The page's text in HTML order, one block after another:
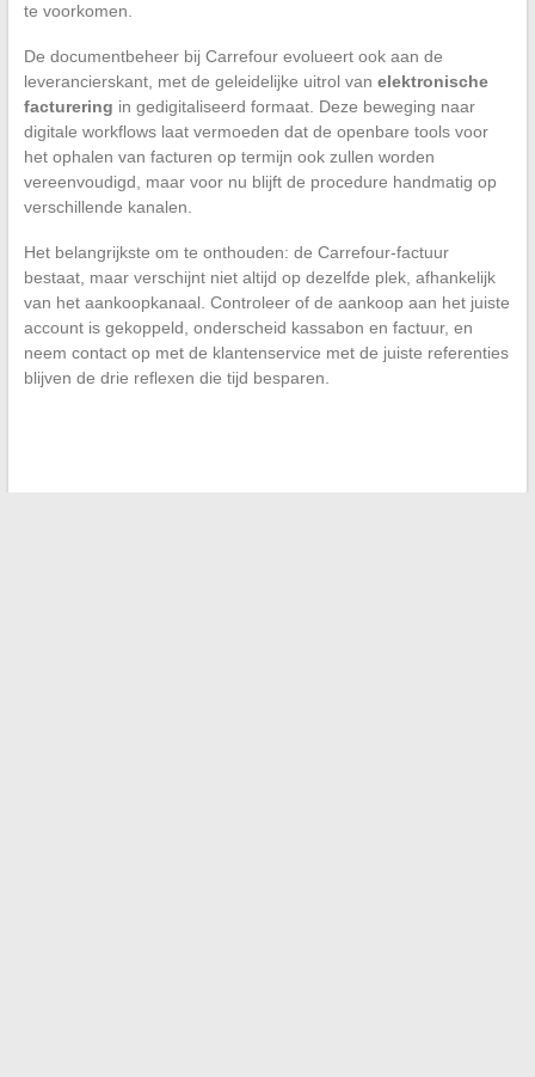
te voorkomen.
De documentbeheer bij Carrefour evolueert ook aan de
leverancierskant, met de geleidelijke uitrol van elektronische
facturering in gedigitaliseerd formaat. Deze beweging naar
digitale workflows laat vermoeden dat de openbare tools voor
het ophalen van facturen op termijn ook zullen worden
vereenvoudigd, maar voor nu blijft de procedure handmatig op
verschillende kanalen.
Het belangrijkste om te onthouden: de Carrefour-factuur
bestaat, maar verschijnt niet altijd op dezelfde plek, afhankelijk
van het aankoopkanaal. Controleer of de aankoop aan het juiste
account is gekoppeld, onderscheid kassabon en factuur, en
neem contact op met de klantenservice met de juiste referenties
blijven de drie reflexen die tijd besparen.